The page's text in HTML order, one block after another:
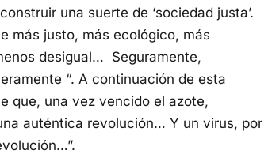
una suerte de ‘sociedad justa’.
más justo, más ecológico, más
desigual… Seguramente,
“. A continuación de esta
que, una vez vencido el azote,
auténtica revolución… Y un virus, por